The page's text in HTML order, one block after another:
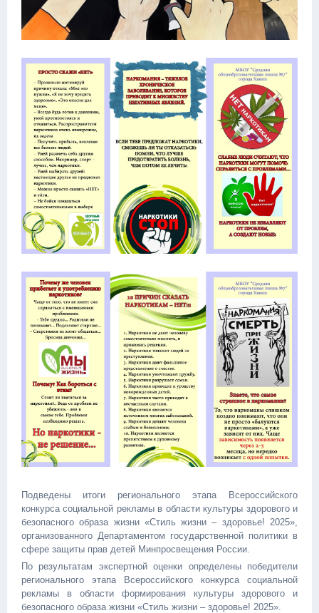
Подведены итоги регионального этапа Всероссийского
конкурса социальной рекламы в области культуры здорового и
безопасного образа жизни «Стиль жизни – здоровье! 2025»,
организованного Департаментом государственной политики в
сфере защиты прав детей Минпросвещения России.
По результатам экспертной оценки определены победители
регионального этапа Всероссийского конкурса социальной
рекламы в области формирования культуры здорового и
безопасного образа жизни «Стиль жизни – здоровье! 2025».